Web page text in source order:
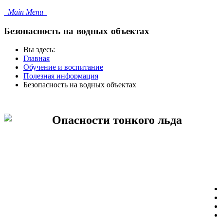
Main Menu
Безопасность на водных объектах
Вы здесь:
Главная
Обучение и воспитание
Полезная информация
Безопасность на водных объектах